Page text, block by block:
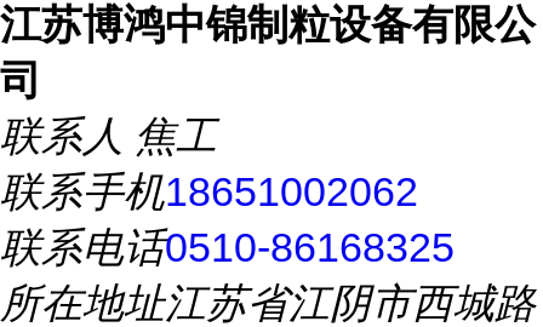
江苏博鸿中锦制粒设备有限公
司
联系人 焦工
联系手机18651002062
联系电话0510-86168325
所在地址江苏省江阴市西城路